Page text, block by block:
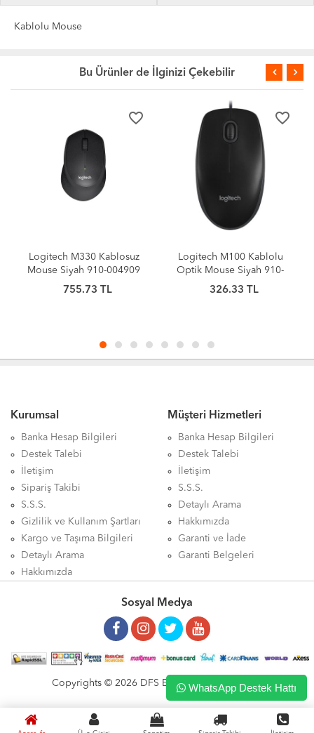
Kablolu Mouse
Bu Ürünler de İlginizi Çekebilir
favorite_border
Logitech M330 Kablosuz
Mouse Siyah 910-004909
755.73 TL
favorite_border
Logitech M100 Kablolu
Optik Mouse Siyah 910-
006652
326.33 TL
Kurumsal
Banka Hesap Bilgileri
Destek Talebi
İletişim
Sipariş Takibi
S.S.S.
Gizlilik ve Kullanım Şartları
Kargo ve Taşıma Bilgileri
Detaylı Arama
Hakkımızda
Müşteri Hizmetleri
Banka Hesap Bilgileri
Destek Talebi
İletişim
S.S.S.
Detaylı Arama
Hakkımızda
Garanti ve İade
Garanti Belgeleri
Sosyal Medya
Copyrights © 2026 DFS ELEKTRONİK LTD. ŞTİ.
WhatsApp Destek Hattı